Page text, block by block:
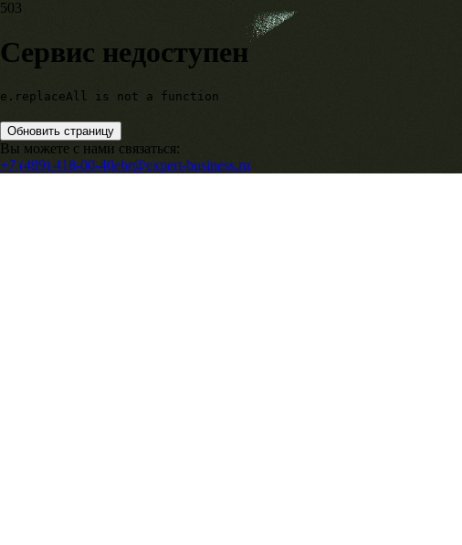
503
Сервис недоступен
e.replaceAll is not a function
Обновить страницу
Вы можете с нами связаться:
+7 (499) 418-00-40ebr@expert-business.ru